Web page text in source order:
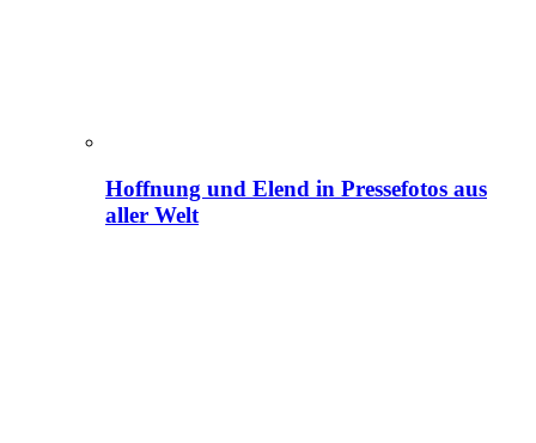
Hoffnung und Elend in Pressefotos aus
aller Welt